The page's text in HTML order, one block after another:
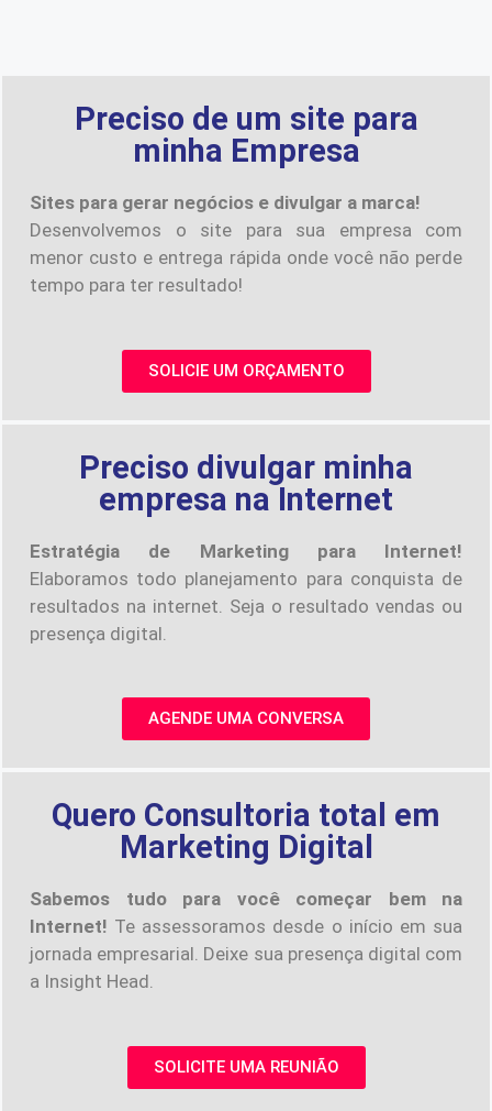
Preciso de um site para
minha Empresa
Sites para gerar negócios e divulgar a marca!
Desenvolvemos o site para sua empresa com
menor custo e entrega rápida onde você não perde
tempo para ter resultado!
SOLICIE UM ORÇAMENTO
Preciso divulgar minha
empresa na Internet
Estratégia de Marketing para Internet!
Elaboramos todo planejamento para conquista de
resultados na internet. Seja o resultado vendas ou
presença digital.
AGENDE UMA CONVERSA
Quero Consultoria total em
Marketing Digital
Sabemos tudo para você começar bem na
Internet! Te assessoramos desde o início em sua
jornada empresarial. Deixe sua presença digital com
a Insight Head.
SOLICITE UMA REUNIÃO